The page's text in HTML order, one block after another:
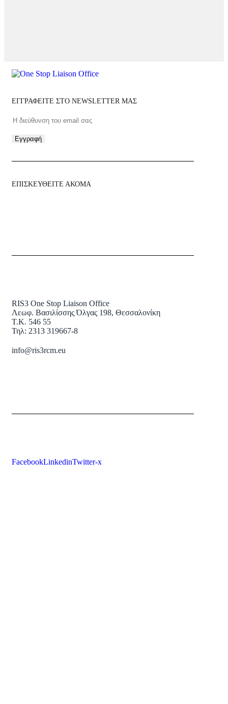
ΕΓΓΡΑΦΕΙΤΕ ΣΤΟ NEWSLETTER ΜΑΣ
Εγγραφή
ΕΠΙΣΚΕΥΘΕΙΤΕ ΑΚΟΜΑ
RIS3 One Stop Liaison Office
Λεωφ. Βασιλίσσης Όλγας 198, Θεσσαλονίκη
Τ.Κ. 546 55
Τηλ: 2313 319667-8
info@ris3rcm.eu
FacebookLinkedinTwitter-x